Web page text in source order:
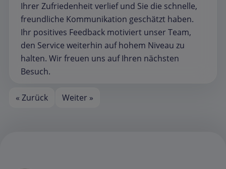
Ihrer Zufriedenheit verlief und Sie die schnelle,
freundliche Kommunikation geschätzt haben.
Ihr positives Feedback motiviert unser Team,
den Service weiterhin auf hohem Niveau zu
halten. Wir freuen uns auf Ihren nächsten
Besuch.
« Zurück Weiter »